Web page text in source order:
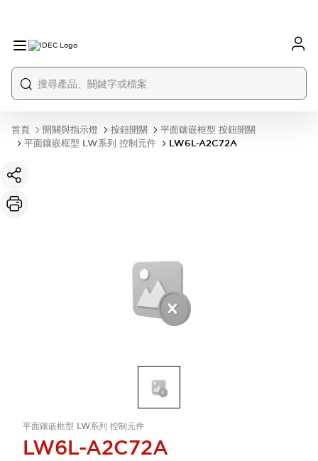
首頁 開關與指示燈 按鈕開關
平面鑲嵌框型 按鈕開關
平面鑲嵌框型 LW系列 控制元件
LW6L-A2C72A
平面鑲嵌框型 LW系列 控制元件
LW6L-A2C72A